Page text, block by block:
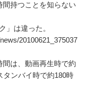
持つことを知らない
」は違った。
20100621_375037
は、動画再生時で約
タンバイ時で約180時